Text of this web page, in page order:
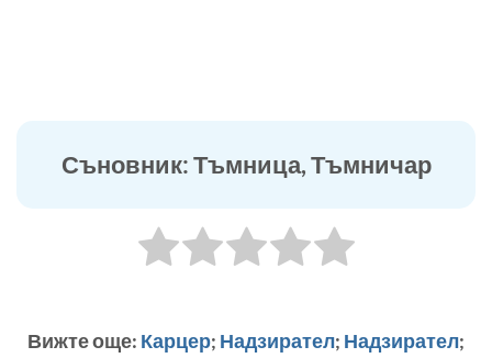
Съновник: Тъмница, Тъмничар
Вижте още: Карцер; Надзирател; Надзирател;